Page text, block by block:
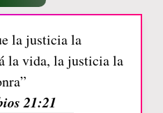
la justicia la
la vida, la justicia la
21:21